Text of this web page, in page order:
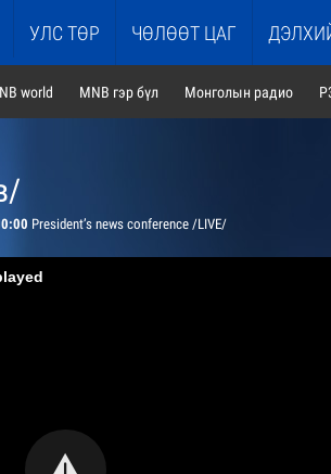
УЛС ТӨР ЧӨЛӨӨТ ЦАГ
world MNB гэр бүл Монголын радио
President’s news conference /LIVE/